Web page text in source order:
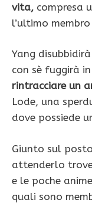
vita, compresa
l’ultimo
Yang
con sè fuggirà
rintracciare un
Lode, una
dove possiede
Giunto sul
attenderlo
e le poche
quali sono